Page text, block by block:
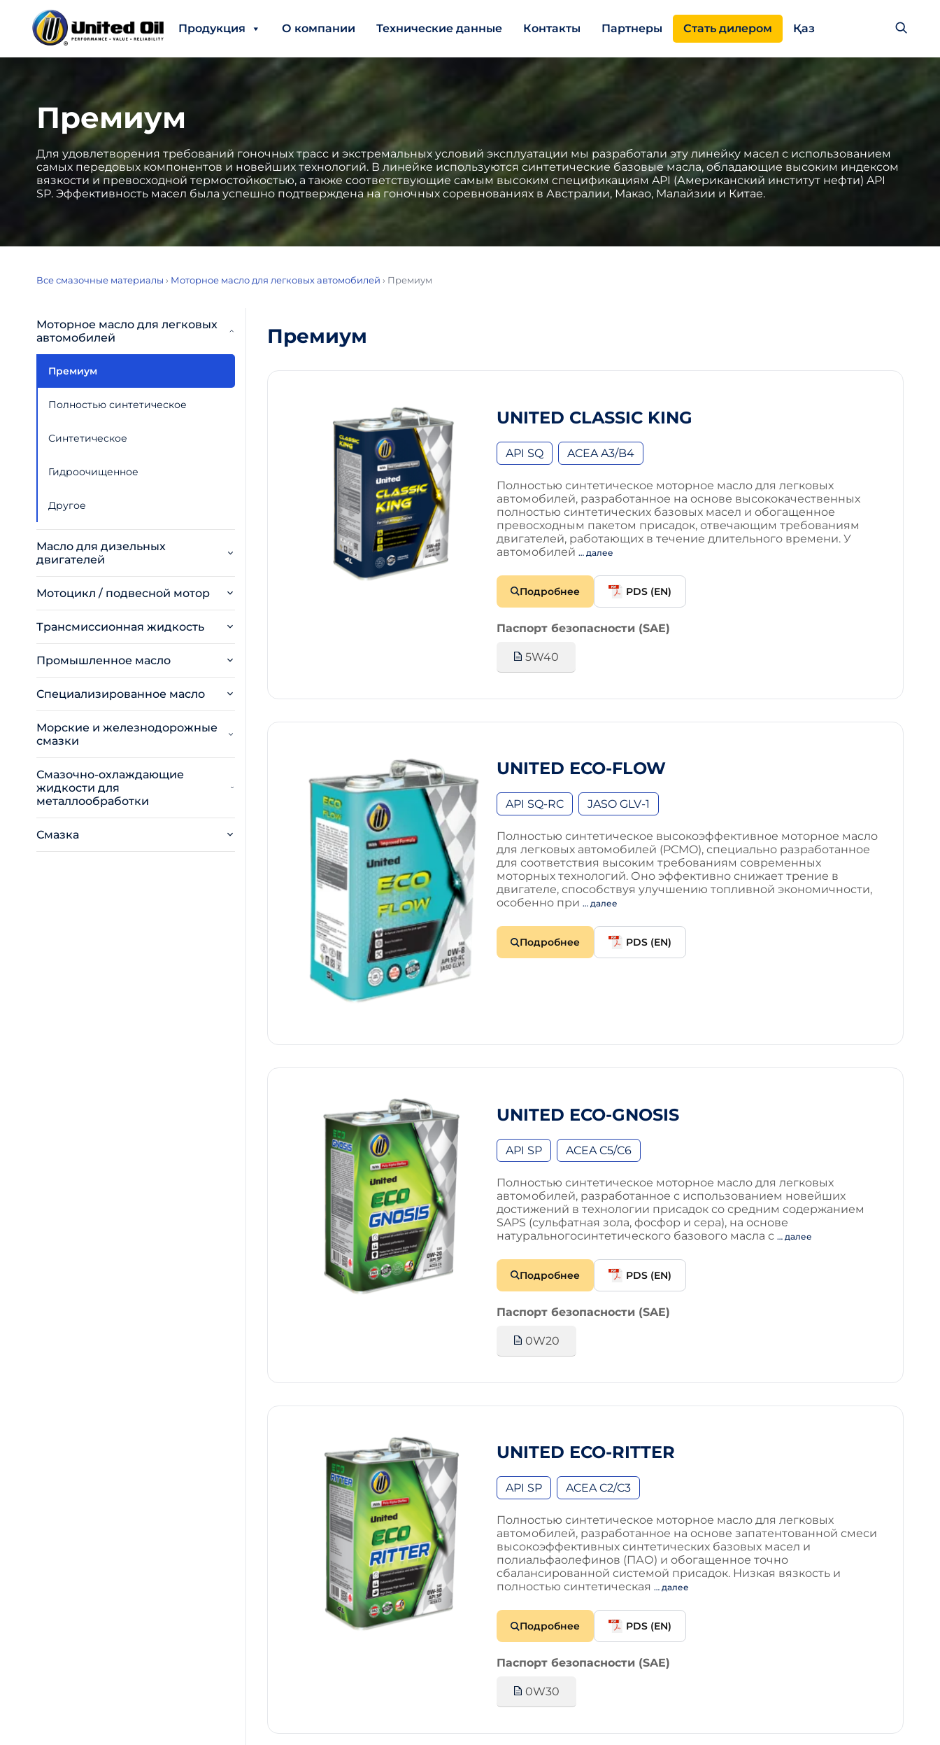
Продукция О компании Технические данные Контакты Партнеры Стать дилером Қаз
Премиум
Для удовлетворения требований гоночных трасс и экстремальных условий эксплуатации мы разработали эту линейку масел с использованием
самых передовых компонентов и новейших технологий. В линейке используются синтетические базовые масла, обладающие высоким индексом
вязкости и превосходной термостойкостью, а также соответствующие самым высоким спецификациям API (Американский институт нефти) API
SP. Эффективность масел была успешно подтверждена на гоночных соревнованиях в Австралии, Макао, Малайзии и Китае.
Все смазочные материалы › Моторное масло для легковых автомобилей › Премиум
Моторное масло для легковых
автомобилей
Премиум
Полностью синтетическое
Синтетическое
Гидроочищенное
Другое
Масло для дизельных
двигателей
Мотоцикл / подвесной мотор
Трансмиссионная жидкость
Промышленное масло
Специализированное масло
Морские и железнодорожные
смазки
Смазочно-охлаждающие
жидкости для
металлообработки
Смазка
Премиум
UNITED CLASSIC KING
API SQ ACEA A3/B4
Полностью синтетическое моторное масло для легковых
автомобилей, разработанное на основе высококачественных
полностью синтетических базовых масел и обогащенное
превосходным пакетом присадок, отвечающим требованиям
двигателей, работающих в течение длительного времени. У
автомобилей… далее
Подробнее PDS (EN)
Паспорт безопасности (SAE)
5W40
UNITED ECO-FLOW
API SQ-RC JASO GLV-1
Полностью синтетическое высокоэффективное моторное масло
для легковых автомобилей (PCMO), специально разработанное
для соответствия высоким требованиям современных
моторных технологий. Оно эффективно снижает трение в
двигателе, способствуя улучшению топливной экономичности,
особенно при… далее
Подробнее PDS (EN)
UNITED ECO-GNOSIS
API SP ACEA C5/C6
Полностью синтетическое моторное масло для легковых
автомобилей, разработанное с использованием новейших
достижений в технологии присадок со средним содержанием
SAPS (сульфатная зола, фосфор и сера), на основе
натуральногосинтетического базового масла с… далее
Подробнее PDS (EN)
Паспорт безопасности (SAE)
0W20
UNITED ECO-RITTER
API SP ACEA C2/C3
Полностью синтетическое моторное масло для легковых
автомобилей, разработанное на основе запатентованной смеси
высокоэффективных синтетических базовых масел и
полиальфаолефинов (ПАО) и обогащенное точно
сбалансированной системой присадок. Низкая вязкость и
полностью синтетическая… далее
Подробнее PDS (EN)
Паспорт безопасности (SAE)
0W30